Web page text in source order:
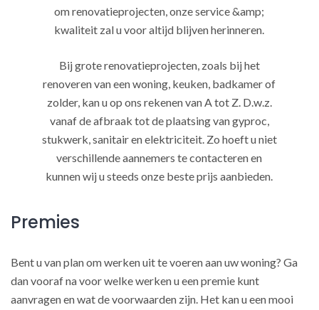
om renovatieprojecten, onze service &amp;
kwaliteit zal u voor altijd blijven herinneren.
Bij grote renovatieprojecten, zoals bij het
renoveren van een woning, keuken, badkamer of
zolder, kan u op ons rekenen van A tot Z. D.w.z.
vanaf de afbraak tot de plaatsing van gyproc,
stukwerk, sanitair en elektriciteit. Zo hoeft u niet
verschillende aannemers te contacteren en
kunnen wij u steeds onze beste prijs aanbieden.
Premies
Bent u van plan om werken uit te voeren aan uw woning? Ga
dan vooraf na voor welke werken u een premie kunt
aanvragen en wat de voorwaarden zijn. Het kan u een mooi